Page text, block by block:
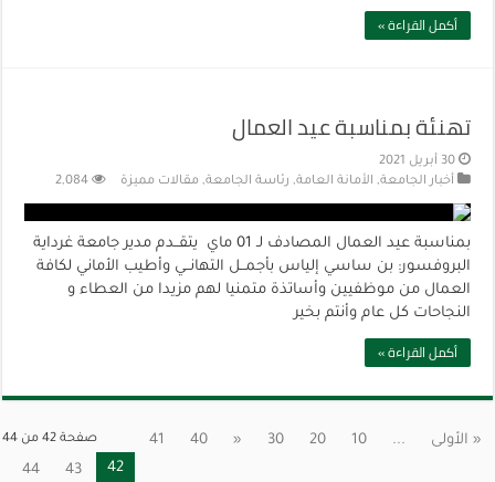
أكمل القراءة »
تهنئة بمناسبة عيد العمال
30 أبريل 2021
أخبار الجامعة, الأمانة العامة, رئاسة الجامعة, مقالات مميزة 2,084
بمناسبة عيد العمال المصادف لـ 01 ماي يتقــدم مدير جامعة غرداية
البروفسور: بن ساسي إلياس بأجمــل التهانــي وأطيب الأماني لكافة
العمال من موظفيين وأساتذة متمنيا لهم مزيدا من العطاء و
النجاحات كل عام وأنتم بخير
أكمل القراءة »
صفحة 42 من 44 « الأولى ...
10
20
30
«
40
41
42
43
44